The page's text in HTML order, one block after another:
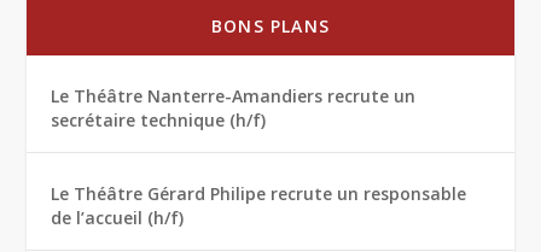
BONS PLANS
Le Théâtre Nanterre-Amandiers recrute un
secrétaire technique (h/f)
Le Théâtre Gérard Philipe recrute un responsable
de l’accueil (h/f)